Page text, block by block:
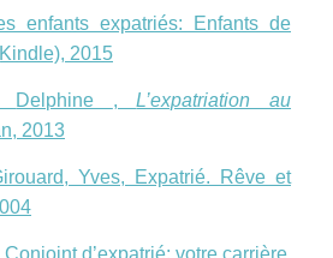
enfants expatriés: Enfants de
2015
Delphine ,L’expatriation au
2013
Yves, Expatrié. Rêve et
d’expatrié: votre carrière